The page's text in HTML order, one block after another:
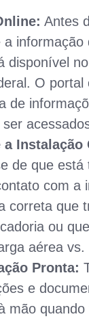
Antes
a informação
disponível
O portal
de
Instalação
de que está
com a
correta que
ou
aérea vs.
Pronta:
e
mão quando